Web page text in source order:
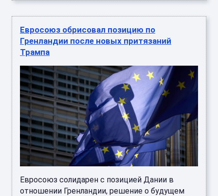
Евросоюз обрисовал позицию по
Гренландии после новых притязаний
Трампа
Евросоюз солидарен с позицией Дании в
отношении Гренландии, решение о будущем